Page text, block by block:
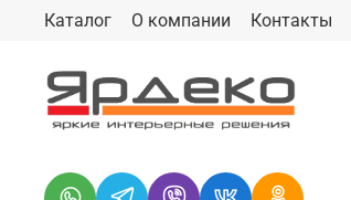
Каталог О компании Контакты